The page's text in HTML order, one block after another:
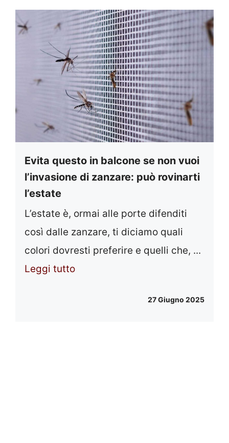
Evita questo in balcone se non vuoi
l’invasione di zanzare: può rovinarti
l’estate
L’estate è, ormai alle porte difenditi
così dalle zanzare, ti diciamo quali
colori dovresti preferire e quelli che, ...
Leggi tutto
27 Giugno 2025